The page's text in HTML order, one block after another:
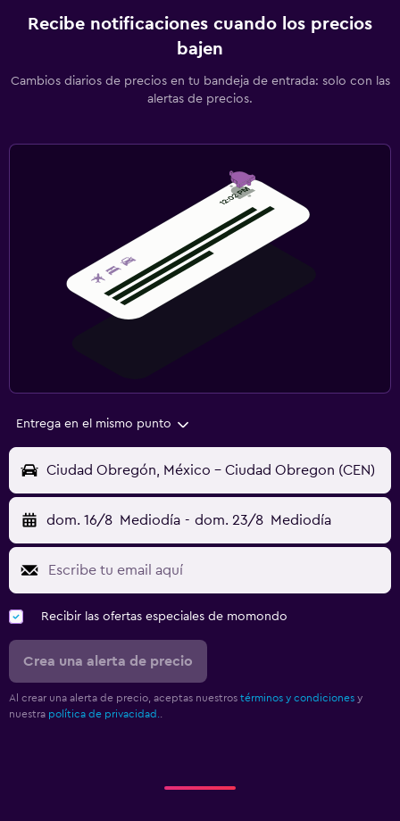
Recibe notificaciones cuando los precios
bajen
Cambios diarios de precios en tu bandeja de entrada: solo con las
alertas de precios.
Entrega en el mismo punto
Ciudad Obregón, México - Ciudad Obregon (CEN)
dom. 16/8 Mediodía - dom. 23/8 Mediodía
Recibir las ofertas especiales de momondo
Crea una alerta de precio
Al crear una alerta de precio, aceptas nuestros términos y condiciones y
nuestra política de privacidad..